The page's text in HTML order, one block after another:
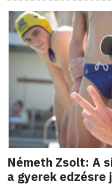
Németh Zsolt: A
a gyerek edzésre